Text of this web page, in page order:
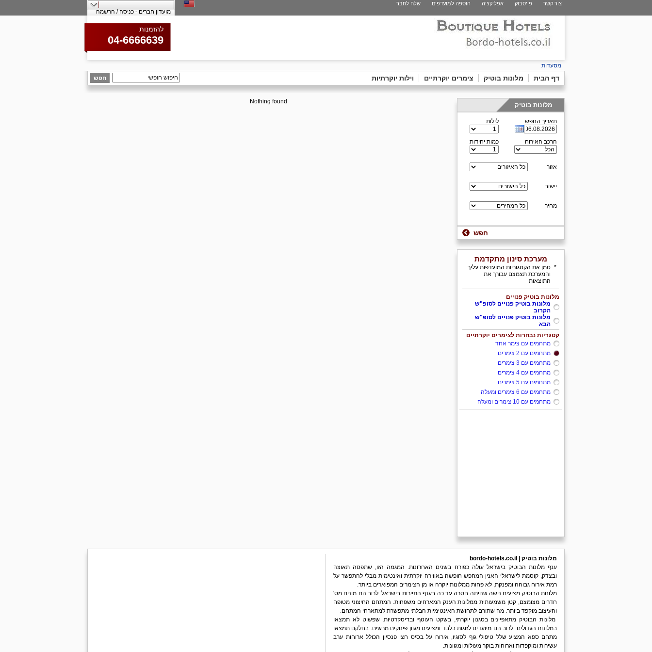
מועדון חברים - כניסה / הרשמה
צור קשר פייסבוק אפליקציה הוספה למועדפים שלח לחבר
להזמנות
04-6666639
מסעדות
דף הבית מלונות בוטיק צימרים יוקרתיים וילות יוקרתיות חפש
מלונות בוטיק
תאריך הנופש לילות
הרכב האירוח כמות יחידות
אזור
יישוב
מחיר
חפש
מערכת סינון מתקדמת
* סמן את הקטגוריות המועדפות עליך
והמערכת תצמצם עבורך את
התוצאות
מלונות בוטיק פנויים
מלונות בוטיק פנויים לסופ"ש
הקרוב
מלונות בוטיק פנויים לסופ"ש
הבא
קטגריות נבחרות לצימרים יוקרתיים
מתחמים עם צימר אחד
מתחמים עם 2 צימרים
מתחמים עם 3 צימרים
מתחמים עם 4 צימרים
מתחמים עם 5 צימרים
מתחמים עם 6 צימרים ומעלה
מתחמים עם 10 צימרים ומעלה
Nothing found
מלונות בוטיק | bordo-hotels.co.il
ענף מלונות הבוטיק בישראל עולה כפורח בשנים האחרונות. המגמה הזו, שתפסה תאוצה
ובצדק, קוסמת לישראלי האנין המחפש חופשה באווירה יוקרתית ואינטימית מבלי להתפשר על
רמת אירוח גבוהה ומפנקת, לא פחות ממלונות יוקרה או מן הצימרים המפוארים ביותר.
מלונות הבוטיק מציעים נישה שהיתה חסרה עד כה בענף התיירות בישראל. לרוב הם מונים מס'
חדרים מצומצם, קטן משמעותית ממלונות הענק המארחים משפחות. המתחם החיצוני מטופח
והעיצוב מוקפד ביותר. מה שתורם לתחושת האינטימיות הבלתי מתפשרת למתארחי המתחם.
מלונות הבוטיק מתאפיינים בסגנון יוקרתי, בשקט העוטף ובדיסקרטיות, שפשוט לא תמצאו
במלונות הגדולים. לרוב הם מיועדים לזוגות בלבד ומציעים מגוון פינוקים מרשים. בחלקם תמצאו
מתחם ספא המציע שלל טיפולי גוף לסוגיו, אירוח על בסיס חצי פנסיון הכולל ארוחות ערב
עשירות ומוקפדות וארוחות בוקר מעולות ומגוונות.